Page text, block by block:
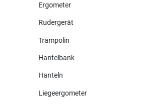
Ergometer
Rudergerät
Trampolin
Hantelbank
Hanteln
Liegeergometer